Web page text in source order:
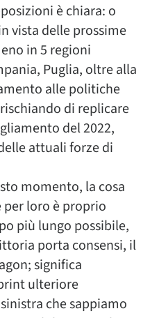
è chiara: o
vista delle prossime
in 5 regioni
Puglia, oltre alla
alle politiche
di replicare
del 2022,
attuali forze di
momento, la cosa
loro è proprio
più lungo possibile,
porta consensi, il
significa
ulteriore
che sappiamo